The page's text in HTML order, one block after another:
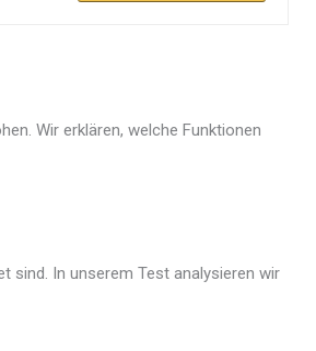
Wir erklären, welche Funktionen
sind. In unserem Test analysieren wir